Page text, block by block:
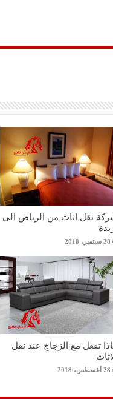
نقل اثاث من الرياض الى
28 سبتمبر، 2018
تفعل مع الزجاج عند نقل
28 أغسطس، 2018